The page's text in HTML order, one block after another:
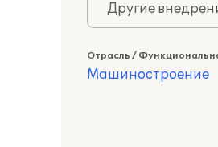
Другие
Отрасль /
Машиностроение